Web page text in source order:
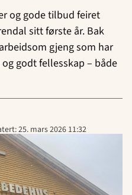
og gode tilbud feiret
sitt første år. Bak
gjeng som har
godt fellesskap – både
25. mars 2026 11:32